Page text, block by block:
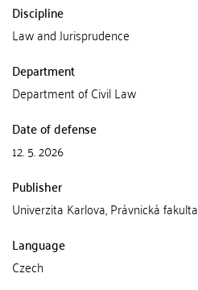
Discipline
Law and Jurisprudence
Department
Department of Civil Law
Date of defense
12. 5. 2026
Publisher
Univerzita Karlova, Právnická fakulta
Language
Czech